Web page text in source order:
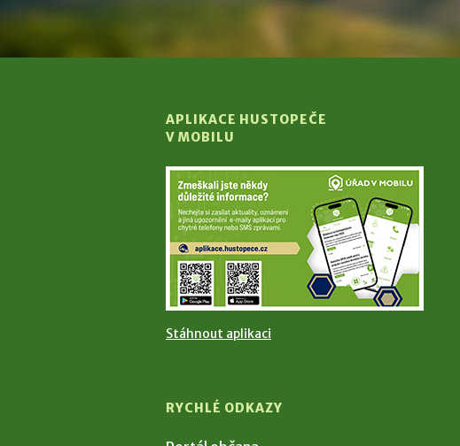
APLIKACE HUSTOPEČE
V MOBILU
Stáhnout aplikaci
RYCHLÉ ODKAZY